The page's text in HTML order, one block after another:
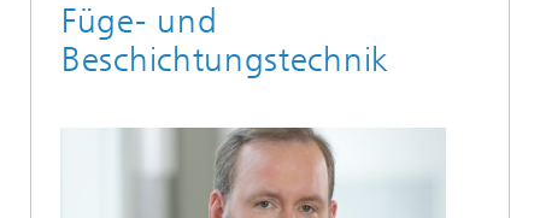
Füge- und
Beschichtungstechnik